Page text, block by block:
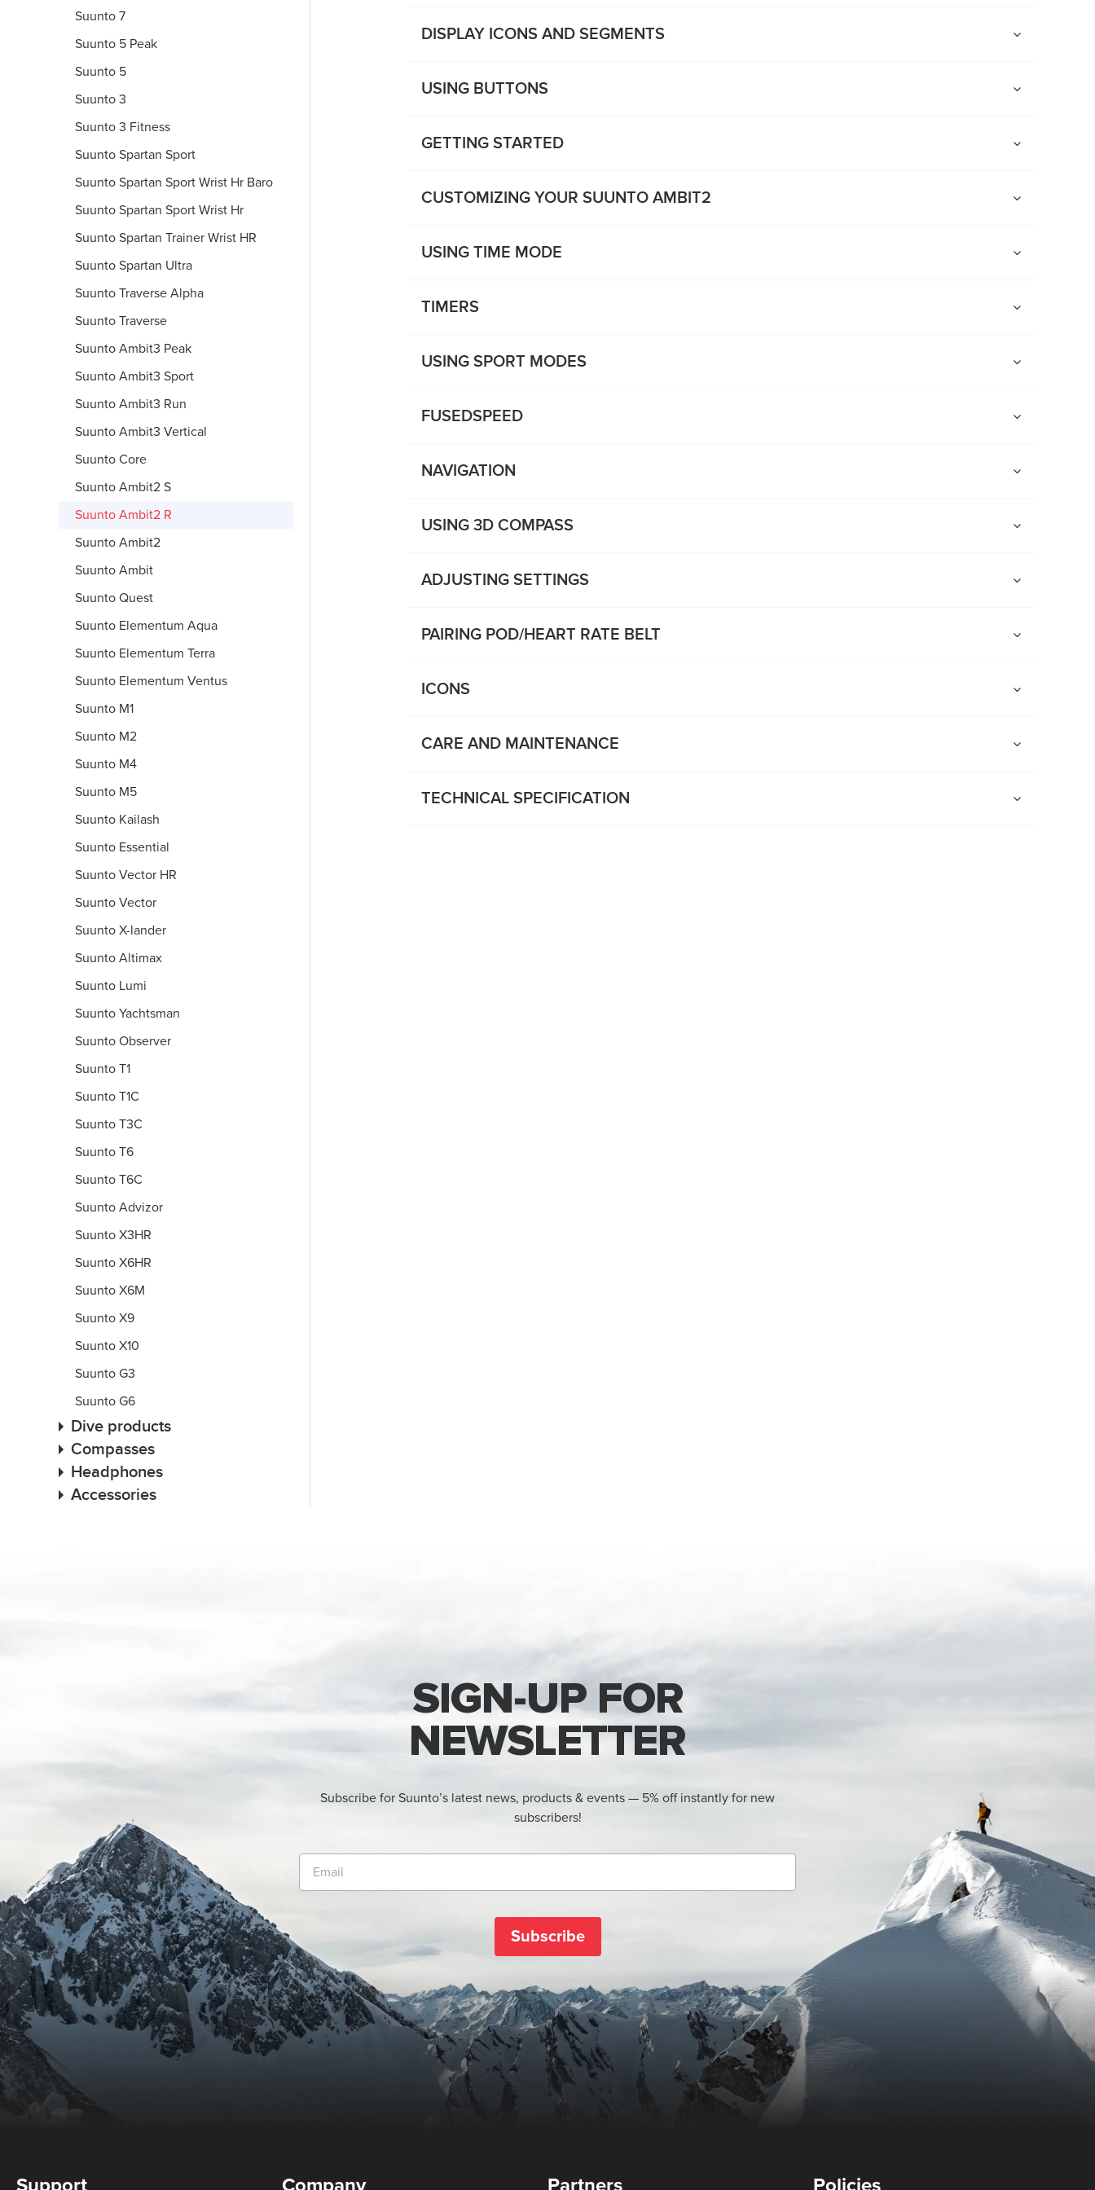
Suunto 7
Suunto 5 Peak
Suunto 5
Suunto 3
Suunto 3 Fitness
Suunto Spartan Sport
Suunto Spartan Sport Wrist Hr Baro
Suunto Spartan Sport Wrist Hr
Suunto Spartan Trainer Wrist HR
Suunto Spartan Ultra
Suunto Traverse Alpha
Suunto Traverse
Suunto Ambit3 Peak
Suunto Ambit3 Sport
Suunto Ambit3 Run
Suunto Ambit3 Vertical
Suunto Core
Suunto Ambit2 S
Suunto Ambit2 R
Suunto Ambit2
Suunto Ambit
Suunto Quest
Suunto Elementum Aqua
Suunto Elementum Terra
Suunto Elementum Ventus
Suunto M1
Suunto M2
Suunto M4
Suunto M5
Suunto Kailash
Suunto Essential
Suunto Vector HR
Suunto Vector
Suunto X-lander
Suunto Altimax
Suunto Lumi
Suunto Yachtsman
Suunto Observer
Suunto T1
Suunto T1C
Suunto T3C
Suunto T6
Suunto T6C
Suunto Advizor
Suunto X3HR
Suunto X6HR
Suunto X6M
Suunto X9
Suunto X10
Suunto G3
Suunto G6
Dive products
Compasses
Headphones
Accessories
DISPLAY ICONS AND SEGMENTS
USING BUTTONS
GETTING STARTED
CUSTOMIZING YOUR SUUNTO AMBIT2
USING TIME MODE
TIMERS
USING SPORT MODES
FUSEDSPEED
NAVIGATION
USING 3D COMPASS
ADJUSTING SETTINGS
PAIRING POD/HEART RATE BELT
ICONS
CARE AND MAINTENANCE
TECHNICAL SPECIFICATION
SIGN-UP FOR
NEWSLETTER
Subscribe for Suunto’s latest news, products & events — 5% off instantly for new
subscribers!
Subscribe
Support Company Partners Policies